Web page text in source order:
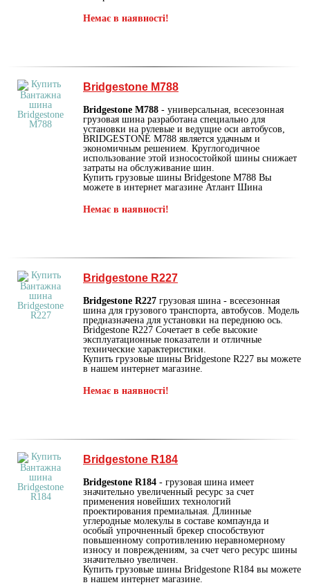
Немає в наявності!
Bridgestone M788
Bridgestone M788 - универсальная, всесезонная
грузовая шина разработана специально для
установки на рулевые и ведущие оси автобусов,
BRIDGESTONE M788 является удачным и
экономичным решением. Круглогодичное
использование этой износостойкой шины снижает
затраты на обслуживание шин.
Купить грузовые шины Bridgestone M788 Вы
можете в интернет магазине Атлант Шина
Немає в наявності!
Bridgestone R227
Bridgestone R227 грузовая шина - всесезонная
шина для грузового транспорта, автобусов. Модель
предназначена для установки на переднюю ось.
Bridgestone R227 Сочетает в себе высокие
эксплуатационные показатели и отличные
технические характеристики.
Купить грузовые шины Bridgestone R227 вы можете
в нашем интернет магазине.
Немає в наявності!
Bridgestone R184
Bridgestone R184 - грузовая шина имеет
значительно увеличенный ресурс за счет
применения новейших технологий
проектирования премиальная. Длинные
углеродные молекулы в составе компаунда и
особый упрочненный брекер способствуют
повышенному сопротивлению неравномерному
износу и повреждениям, за счет чего ресурс шины
значительно увеличен.
Купить грузовые шины Bridgestone R184 вы можете
в нашем интернет магазине.